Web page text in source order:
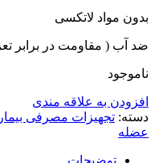
بدون مواد لاتکسی
ضد آب ( مقاومت در برابر
ناموجود
افزودن به علاقه مندی
دسته: تجهیزات مصرفی بیمار
عضله
توضیحات